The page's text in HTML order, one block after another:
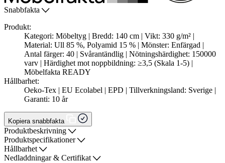
Snabbfakta
Produkt:
Kategori: Möbeltyg | Bredd: 140 cm | Vikt: 330 g/m² |
Material: Ull 85 %, Polyamid 15 % | Mönster: Enfärgad |
Antal färger: 40 | Svårantändlig | Nötningshärdighet: 150000
varv | Härdighet mot noppbildning: ≥3,5 (Skala 1-5) |
Möbelfakta READY
Hållbarhet:
Oeko-Tex | EU Ecolabel | EPD | Tillverkningsland: Sverige |
Garanti: 10 år
Kopiera snabbfakta
Produktbeskrivning
Produktspecifikationer
Hållbarhet
Nedladdningar & Certifikat